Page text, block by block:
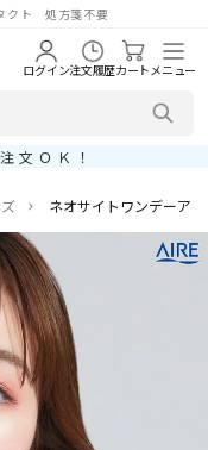
クト 処方箋不要
ログイン注文履歴カートメニュー
文ＯＫ！
ネオサイトワンデーア